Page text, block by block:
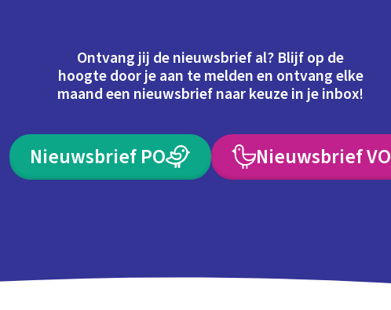
Ontvang jij de nieuwsbrief al? Blijf op de
hoogte door je aan te melden en ontvang elke
maand een nieuwsbrief naar keuze in je inbox!
Nieuwsbrief PO Nieuwsbrief VO